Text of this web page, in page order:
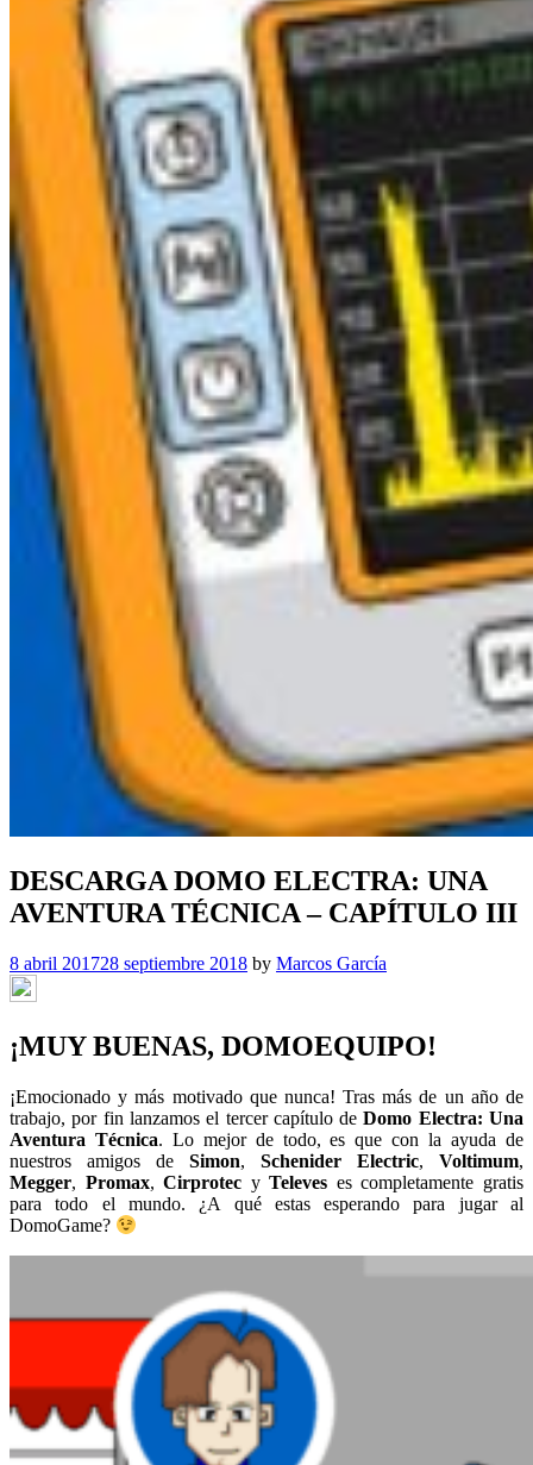
DESCARGA DOMO ELECTRA: UNA
AVENTURA TÉCNICA – CAPÍTULO III
8 abril 201728 septiembre 2018 by Marcos García
¡MUY BUENAS, DOMOEQUIPO!
¡Emocionado y más motivado que nunca! Tras más de un año de
trabajo, por fin lanzamos el tercer capítulo deDomo Electra: Una
Aventura Técnica. Lo mejor de todo, es que con la ayuda de
nuestros amigos de Simon, Schenider Electric, Voltimum,
Megger, Promax,Cirprotec yTeleves es completamente gratis
para todo el mundo. ¿A qué estas esperando para jugar al
DomoGame?